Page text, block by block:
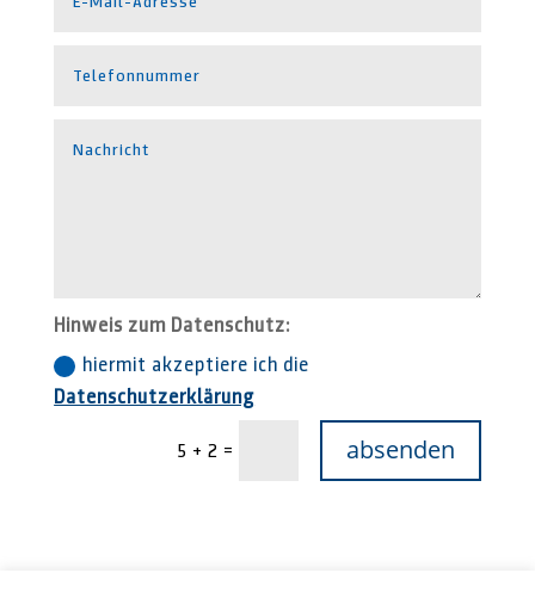
Hinweis zum Datenschutz:
hiermit akzeptiere ich die
Datenschutzerklärung
5 + 2 = absenden